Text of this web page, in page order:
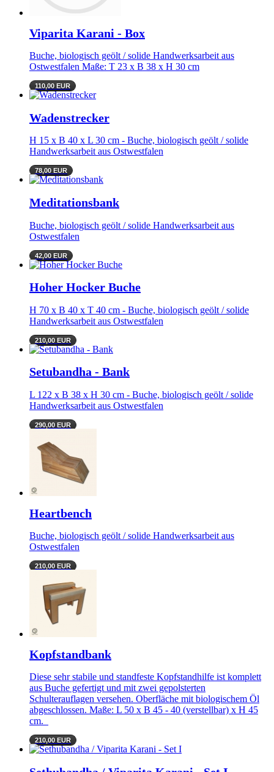
Viparita Karani - Box
Buche, biologisch geölt / solide Handwerksarbeit aus
Ostwestfalen Maße: T 23 x B 38 x H 30 cm
110,00 EUR
Wadenstrecker
H 15 x B 40 x L 30 cm - Buche, biologisch geölt / solide
Handwerksarbeit aus Ostwestfalen
78,00 EUR
Meditationsbank
Buche, biologisch geölt / solide Handwerksarbeit aus
Ostwestfalen
42,00 EUR
Hoher Hocker Buche
H 70 x B 40 x T 40 cm - Buche, biologisch geölt / solide
Handwerksarbeit aus Ostwestfalen
210,00 EUR
Setubandha - Bank
L 122 x B 38 x H 30 cm - Buche, biologisch geölt / solide
Handwerksarbeit aus Ostwestfalen
290,00 EUR
Heartbench
Buche, biologisch geölt / solide Handwerksarbeit aus
Ostwestfalen
210,00 EUR
Kopfstandbank
Diese sehr stabile und standfeste Kopfstandhilfe ist komplett
aus Buche gefertigt und mit zwei gepolsterten
Schulterauflagen versehen. Oberfläche mit biologischem Öl
abgeschlossen. Maße: L 50 x B 45 - 40 (verstellbar) x H 45
cm.
210,00 EUR